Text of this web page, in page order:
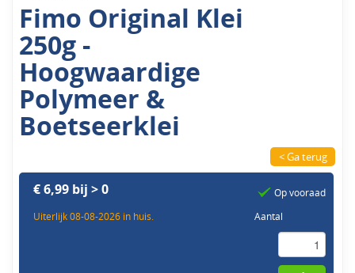
Fimo Original Klei
250g -
Hoogwaardige
Polymeer &
Boetseerklei
< Ga terug
€ 6,99 bij > 0
Uiterlijk 08-08-2026 in huis.
Op vooraad
Aantal